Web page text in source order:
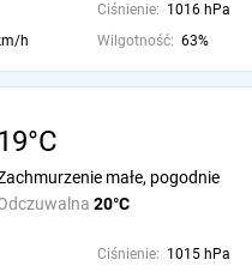
Ciśnienie: 1016 hPa
h Wilgotność: 63%
19°C
20°C
małe, pogodnie
Ciśnienie: 1015 hPa